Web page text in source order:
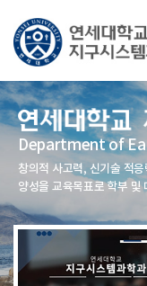
Department of
창의적 사고력, 신기술 적
양성을 교육목표로 학부 및